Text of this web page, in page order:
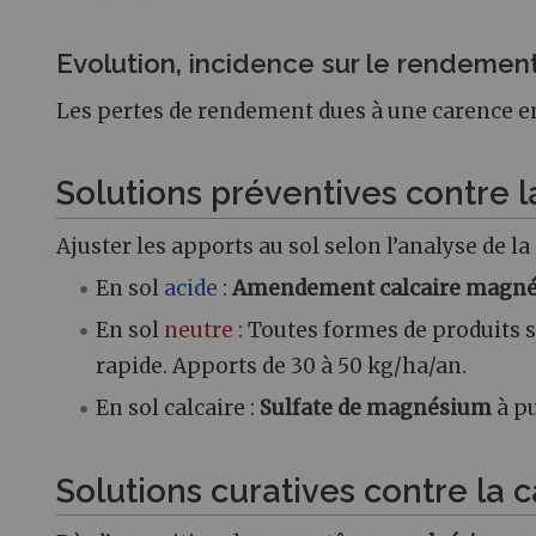
Evolution, incidence sur le
Les pertes de rendement dues à une carence
Solutions préventives contre
Ajuster les apports au sol selon l’analyse de
En sol acide :Amendement calcaire
En sol neutre : Toutes formes de produits
rapide. Apports de 30 à 50 kg/ha/an.
En sol calcaire : Sulfate de magnésium à
Solutions curatives contre la